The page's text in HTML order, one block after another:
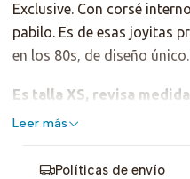
Exclusive. Con corsé
pabilo. Es de esas joyitas
en los 80s, de diseño único.
Es talla XS, revisa
Leer más
Políticas de envío